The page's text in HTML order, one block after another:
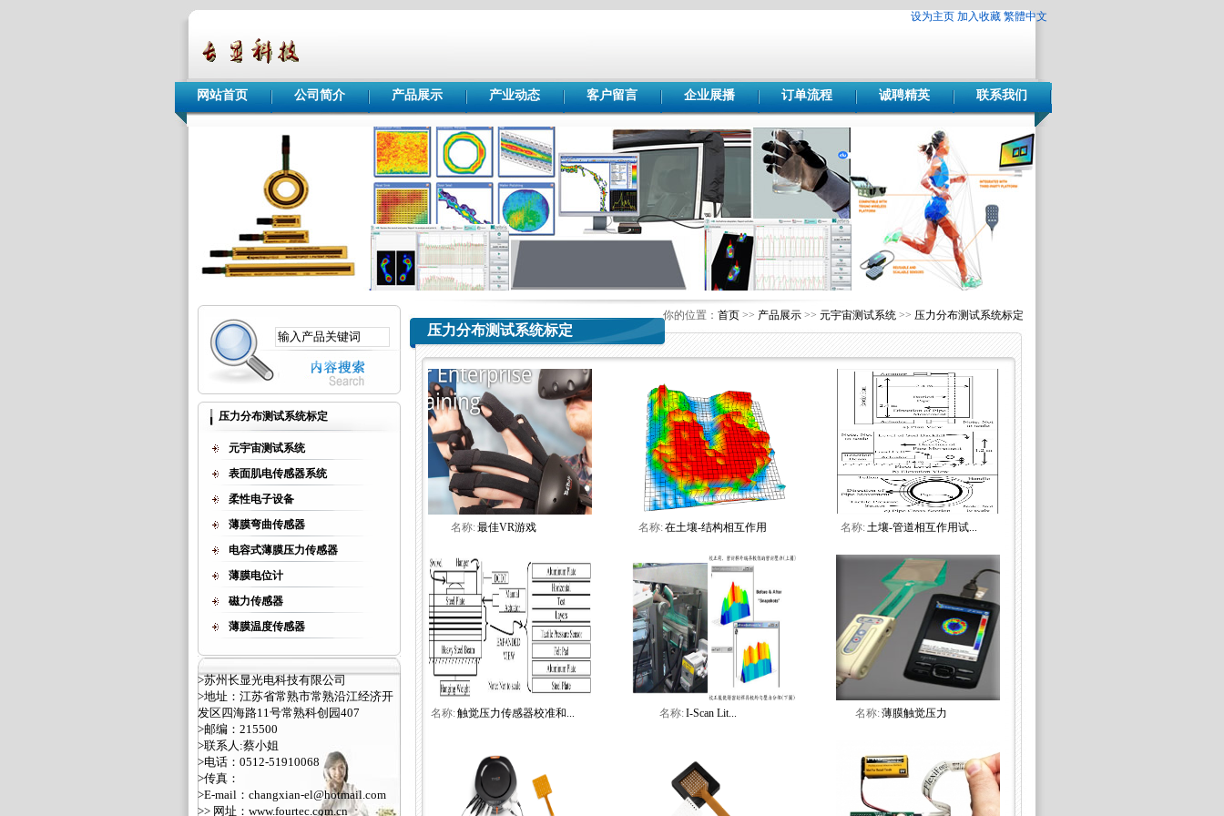
设为主页 加入收藏 繁體中文
网站首页 公司简介 产品展示 产业动态 客户留言 企业展播 订单流程 诚聘精英 联系我们
压力分布测试系统标定
元宇宙测试系统
表面肌电传感器系统
柔性电子设备
薄膜弯曲传感器
电容式薄膜压力传感器
薄膜电位计
磁力传感器
薄膜温度传感器
>苏州长显光电科技有限公司
>地址：江苏省常熟市常熟沿江经济开
发区四海路11号常熟科创园407
>邮编：215500
>联系人:蔡小姐
>电话：0512-51910068
>传真：
>E-mail：changxian-el@hotmail.com
>> 网址： www.fourtec.com.cn
你的位置： 首页 >> 产品展示 >> 元宇宙测试系统 >> 压力分布测试系统标定
压力分布测试系统标定
名称:最佳VR游戏 名称:在土壤-结构相互作用 名称:土壤-管道相互作用试...
名称:触觉压力传感器校准和... 名称:I-Scan Lit... 名称:薄膜触觉压力